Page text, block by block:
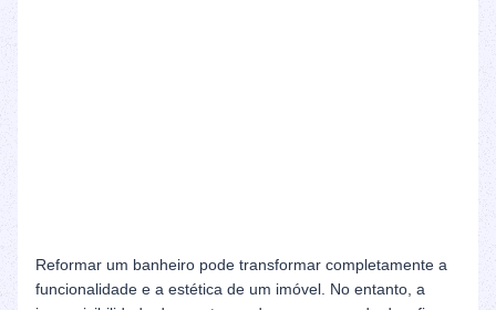
Reformar um banheiro pode transformar completamente a
funcionalidade e a estética de um imóvel. No entanto, a